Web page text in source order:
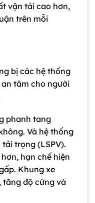
vận tải cao hơn,
trên mỗi
bị các hệ thống
tâm cho người
phanh tang
Và hệ thống
trọng (LSPV).
hạn chế hiện
Khung xe
tăng độ cứng và